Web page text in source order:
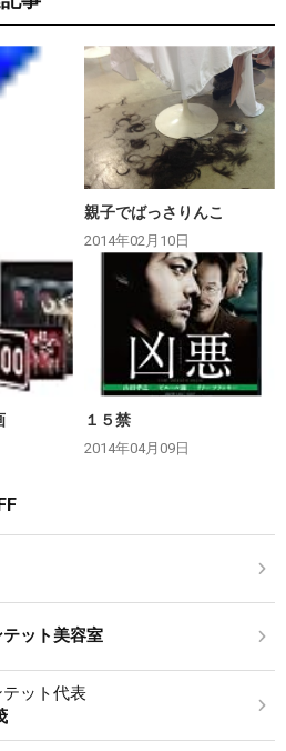
親子でばっさりんこ
2014年02月10日
１５禁
2014年04月09日
ット美容室
テット代表